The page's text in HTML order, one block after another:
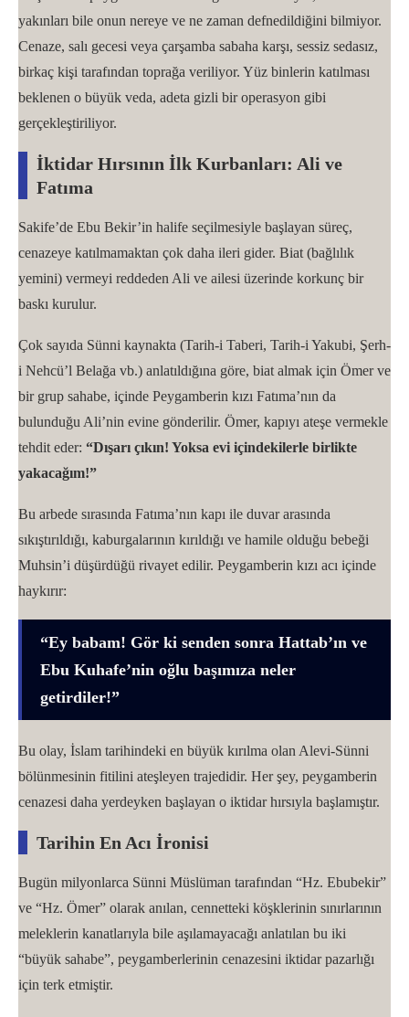
yakınları bile onun nereye ve ne zaman defnedildiğini bilmiyor.
Cenaze, salı gecesi veya çarşamba sabaha karşı, sessiz sedasız,
birkaç kişi tarafından toprağa veriliyor. Yüz binlerin katılması
beklenen o büyük veda, adeta gizli bir operasyon gibi
gerçekleştiriliyor.
İktidar Hırsının İlk Kurbanları: Ali ve
Fatıma
Sakife’de Ebu Bekir’in halife seçilmesiyle başlayan süreç,
cenazeye katılmamaktan çok daha ileri gider. Biat (bağlılık
yemini) vermeyi reddeden Ali ve ailesi üzerinde korkunç bir
baskı kurulur.
Çok sayıda Sünni kaynakta (Tarih-i Taberi, Tarih-i Yakubi, Şerh-
i Nehcü’l Belağa vb.) anlatıldığına göre, biat almak için Ömer ve
bir grup sahabe, içinde Peygamberin kızı Fatıma’nın da
bulunduğu Ali’nin evine gönderilir. Ömer, kapıyı ateşe vermekle
tehdit eder: “Dışarı çıkın! Yoksa evi içindekilerle birlikte
yakacağım!”
Bu arbede sırasında Fatıma’nın kapı ile duvar arasında
sıkıştırıldığı, kaburgalarının kırıldığı ve hamile olduğu bebeği
Muhsin’i düşürdüğü rivayet edilir. Peygamberin kızı acı içinde
haykırır:
“Ey babam! Gör ki senden sonra Hattab’ın ve
Ebu Kuhafe’nin oğlu başımıza neler
getirdiler!”
Bu olay, İslam tarihindeki en büyük kırılma olan Alevi-Sünni
bölünmesinin fitilini ateşleyen trajedidir. Her şey, peygamberin
cenazesi daha yerdeyken başlayan o iktidar hırsıyla başlamıştır.
Tarihin En Acı İronisi
Bugün milyonlarca Sünni Müslüman tarafından “Hz. Ebubekir”
ve “Hz. Ömer” olarak anılan, cennetteki köşklerinin sınırlarının
meleklerin kanatlarıyla bile aşılamayacağı anlatılan bu iki
“büyük sahabe”, peygamberlerinin cenazesini iktidar pazarlığı
için terk etmiştir.